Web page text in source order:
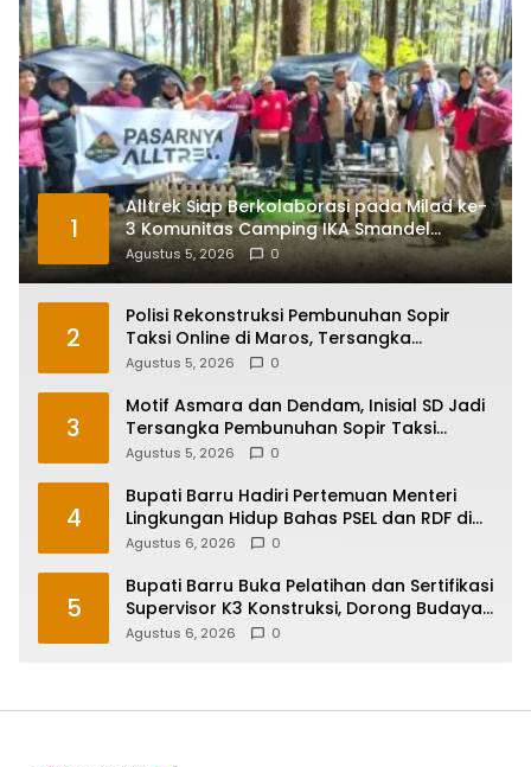
1
Alltrek Siap Berkolaborasi pada Milad ke-
3 Komunitas Camping IKA Smandel
Makassar di Malino
Agustus 5, 2026 0
2
Polisi Rekonstruksi Pembunuhan Sopir
Taksi Online di Maros, Tersangka
Peragakan 24 Adegan
Agustus 5, 2026 0
3
Motif Asmara dan Dendam, Inisial SD Jadi
Tersangka Pembunuhan Sopir Taksi
Online di Maros
Agustus 5, 2026 0
4
Bupati Barru Hadiri Pertemuan Menteri
Lingkungan Hidup Bahas PSEL dan RDF di
Sulsel
Agustus 6, 2026 0
5
Bupati Barru Buka Pelatihan dan Sertifikasi
Supervisor K3 Konstruksi, Dorong Budaya
Zero Accident
Agustus 6, 2026 0